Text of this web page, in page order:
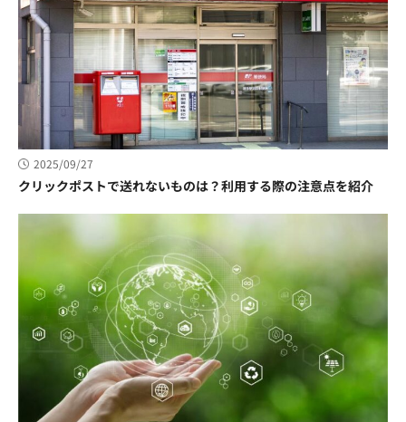
2025/09/27
クリックポストで送れないものは？利用する際の注意点を紹介